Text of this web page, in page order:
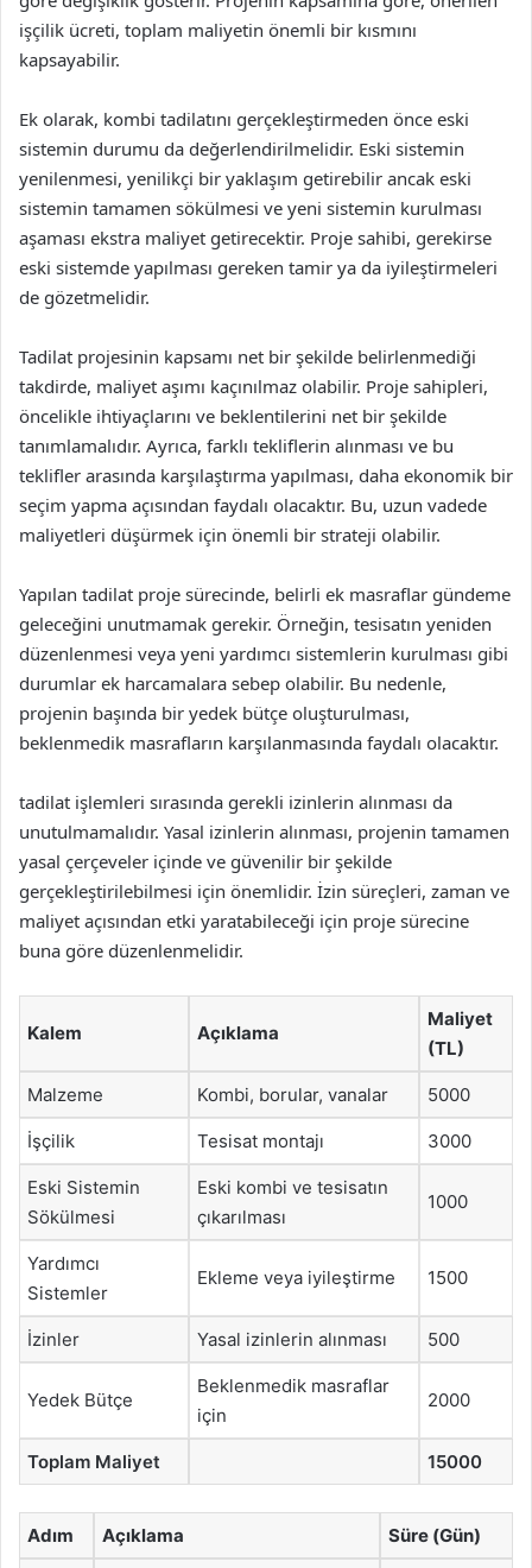
işçilik ücreti, toplam maliyetin önemli bir kısmını
kapsayabilir.
Ek olarak, kombi tadilatını gerçekleştirmeden önce eski
sistemin durumu da değerlendirilmelidir. Eski sistemin
yenilenmesi, yenilikçi bir yaklaşım getirebilir ancak eski
sistemin tamamen sökülmesi ve yeni sistemin kurulması
aşaması ekstra maliyet getirecektir. Proje sahibi, gerekirse
eski sistemde yapılması gereken tamir ya da iyileştirmeleri
de gözetmelidir.
Tadilat projesinin kapsamı net bir şekilde belirlenmediği
takdirde, maliyet aşımı kaçınılmaz olabilir. Proje sahipleri,
öncelikle ihtiyaçlarını ve beklentilerini net bir şekilde
tanımlamalıdır. Ayrıca, farklı tekliflerin alınması ve bu
teklifler arasında karşılaştırma yapılması, daha ekonomik bir
seçim yapma açısından faydalı olacaktır. Bu, uzun vadede
maliyetleri düşürmek için önemli bir strateji olabilir.
Yapılan tadilat proje sürecinde, belirli ek masraflar gündeme
geleceğini unutmamak gerekir. Örneğin, tesisatın yeniden
düzenlenmesi veya yeni yardımcı sistemlerin kurulması gibi
durumlar ek harcamalara sebep olabilir. Bu nedenle,
projenin başında bir yedek bütçe oluşturulması,
beklenmedik masrafların karşılanmasında faydalı olacaktır.
tadilat işlemleri sırasında gerekli izinlerin alınması da
unutulmamalıdır. Yasal izinlerin alınması, projenin tamamen
yasal çerçeveler içinde ve güvenilir bir şekilde
gerçekleştirilebilmesi için önemlidir. İzin süreçleri, zaman ve
maliyet açısından etki yaratabileceği için proje sürecine
buna göre düzenlenmelidir.
Kalem Açıklama
Maliyet
(TL)
Malzeme Kombi, borular, vanalar 5000
İşçilik Tesisat montajı 3000
Eski Sistemin
Sökülmesi
Eski kombi ve tesisatın
çıkarılması
1000
Yardımcı
Sistemler
Ekleme veya iyileştirme 1500
İzinler Yasal izinlerin alınması 500
Yedek Bütçe
Beklenmedik masraflar
için
2000
Toplam Maliyet 15000
Adım Açıklama Süre (Gün)